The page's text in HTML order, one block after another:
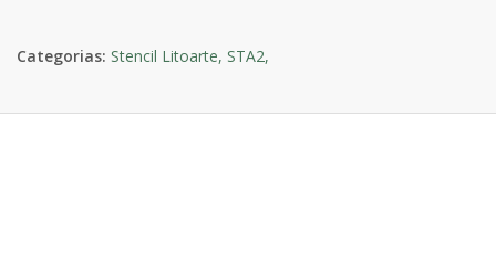
Categorias: Stencil Litoarte, STA2,